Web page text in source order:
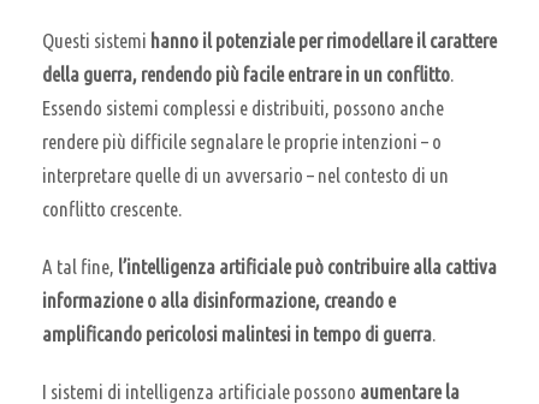
Questi sistemi hanno il potenziale per rimodellare il carattere
della guerra, rendendo più facile entrare in un conflitto.
Essendo sistemi complessi e distribuiti, possono anche
rendere più difficile segnalare le proprie intenzioni – o
interpretare quelle di un avversario – nel contesto di un
conflitto crescente.
A tal fine, l’intelligenza artificiale può contribuire alla cattiva
informazione o alla disinformazione, creando e
amplificando pericolosi malintesi in tempo di guerra.
I sistemi di intelligenza artificiale possono aumentare la